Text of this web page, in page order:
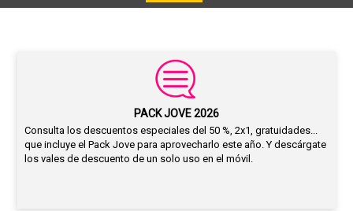
PACK JOVE 2026
Consulta los descuentos especiales del 50 %, 2x1, gratuidades...
que incluye el Pack Jove para aprovecharlo este año. Y descárgate
los vales de descuento de un solo uso en el móvil.